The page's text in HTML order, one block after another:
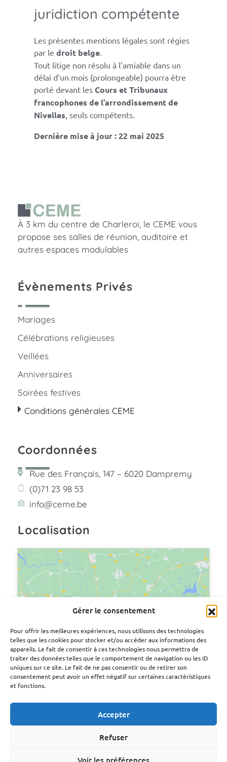
Gérer le consentement
Pour offrir les meilleures expériences, nous utilisons des technologies
telles que les cookies pour stocker et/ou accéder aux informations des
appareils. Le fait de consentir à ces technologies nous permettra de
traiter des données telles que le comportement de navigation ou les ID
uniques sur ce site. Le fait de ne pas consentir ou de retirer son
consentement peut avoir un effet négatif sur certaines caractéristiques
et fonctions.
Accepter
Refuser
Voir les préférences
juridiction compétente
Les présentes mentions légales sont régies
par ledroit belge
Tout litige non résolu à l’amiable dans un
délai d’un mois (prolongeable) pourra être
porté devant lesCours et Tribunaux
francophones de l’arrondissement de
Nivelles , seuls compétents.
Dernière mise à jour : 22 mai 2025
Charleroi Espace Meeting Européen
Centre de conférence à Charleroi, Belgique
À 3 km du centre de Charleroi, le CEME vous
propose ses salles de réunion, auditoire et
autres espaces modulables
Évènements Privés
Mariages
Célébrations religieuses
Veillées
Anniversaires
Soirées festives
Conditions générales CEME
Coordonnées
Rue des Français, 147 – 6020 Dampremy
(0)71 23 98 53
info@ceme.be
Localisation
Cliquez pour accepter les cookies